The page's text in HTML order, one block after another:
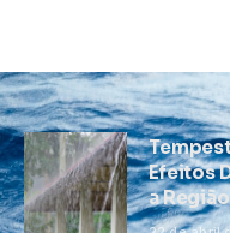
Efeitos
a Região